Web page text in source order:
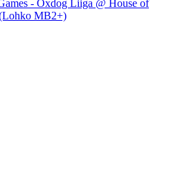
- Oxdog Liiga @ House of
MB2+)